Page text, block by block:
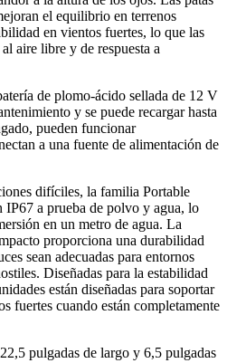
el equilibrio en terrenos
en vientos fuertes, lo que las
aire libre y de respuesta a
de plomo-ácido sellada de 12 V
y se puede recargar hasta
pueden funcionar
a una fuente de alimentación de
difíciles, la familia Portable
a prueba de polvo y agua, lo
en un metro de agua. La
proporciona una durabilidad
sean adecuadas para entornos
Diseñadas para la estabilidad
están diseñadas para soportar
fuertes cuando están completamente
pulgadas de largo y 6,5 pulgadas